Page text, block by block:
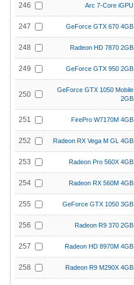
246 Arc 7-Core iGPU
247 GeForce GTX 670 4GB
248 Radeon HD 7870 2GB
249 GeForce GTX 950 2GB
250
GeForce GTX 1050 Mobile
2GB
251 FirePro W7170M 4GB
252 Radeon RX Vega M GL 4GB
253 Radeon Pro 560X 4GB
254 Radeon RX 560M 4GB
255 GeForce GTX 1050 3GB
256 Radeon R9 370 2GB
257 Radeon HD 8970M 4GB
258 Radeon R9 M290X 4GB